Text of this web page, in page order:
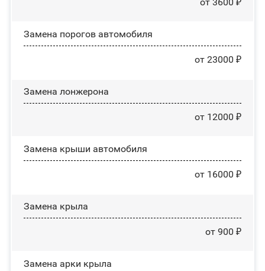
Замена порогов автомобиля
от 23000 ₽
Замена лонжерона
от 12000 ₽
Замена крыши автомобиля
от 16000 ₽
Замена крыла
от 900 ₽
Замена арки крыла